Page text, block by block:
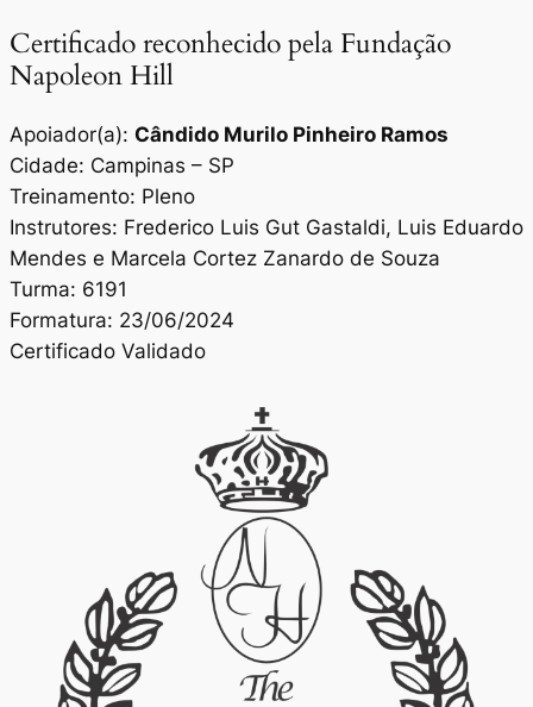
Certificado reconhecido pela Fundação
Napoleon Hill
Apoiador(a): Cândido Murilo Pinheiro Ramos
Cidade: Campinas – SP
Treinamento: Pleno
Instrutores: Frederico Luis Gut Gastaldi, Luis Eduardo
Mendes e Marcela Cortez Zanardo de Souza
Turma: 6191
Formatura: 23/06/2024
Certificado Validado